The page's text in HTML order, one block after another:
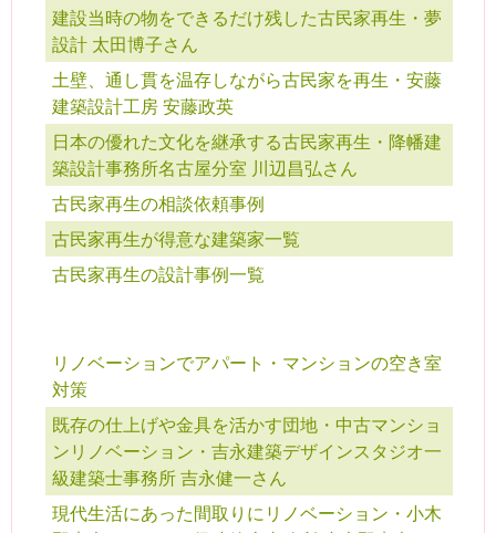
建設当時の物をできるだけ残した古民家再生・夢
設計 太田博子さん
土壁、通し貫を温存しながら古民家を再生・安藤
建築設計工房 安藤政英
日本の優れた文化を継承する古民家再生・降幡建
築設計事務所名古屋分室 川辺昌弘さん
古民家再生の相談依頼事例
古民家再生が得意な建築家一覧
古民家再生の設計事例一覧
リノベーションでアパート・マンションの空き室
対策
既存の仕上げや金具を活かす団地・中古マンショ
ンリノベーション・吉永建築デザインスタジオ一
級建築士事務所 吉永健一さん
現代生活にあった間取りにリノベーション・小木